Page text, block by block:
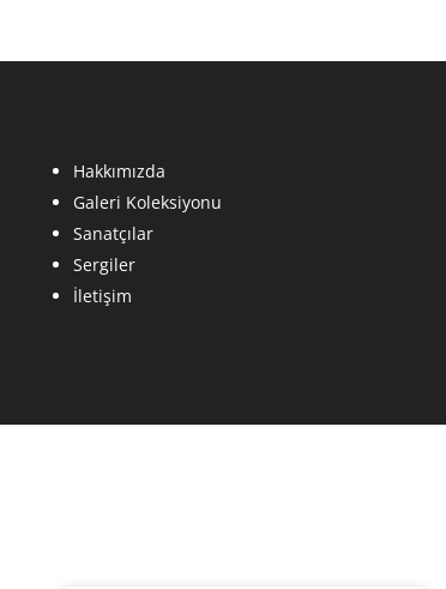
Hakkımızda
Galeri Koleksiyonu
Sanatçılar
Sergiler
İletişim